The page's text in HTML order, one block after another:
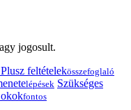
jogosult.
feltételekösszefoglaló
lépések Szükséges
fontos